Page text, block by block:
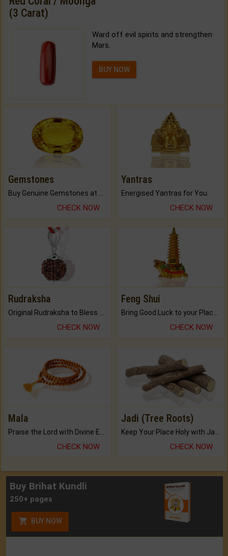
(3 Carat)
Ward off evil spirits and strengthen
Mars.
BUY NOW
Gemstones
CHECK NOW
Yantras
Energised Yantras for You.
CHECK NOW
Rudraksha
CHECK NOW
Feng Shui
CHECK NOW
Mala
CHECK NOW
Jadi (Tree Roots)
CHECK NOW
Buy Brihat Kundli
250+ pages
BUY NOW